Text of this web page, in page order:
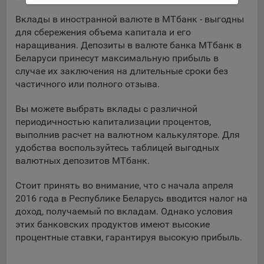
5.4. Создание и предоставление персонализированной
рекламы пользователю.
9.1. Технические (обязательные) файлы cookie, например,
применяемые при регистрации либо входе в систему, или
для оставления отзыва либо комментария. Данные файлы
работы сайтов и полноценного использования его
функционала пользователем, не могут быть отключены в
системах. Вместе с тем, пользователь может настроить
браузер, чтобы он блокировал такие файлы сookie или
уведомлял пользователя об их использовании — но в таком
случае некоторые разделы сайта могут не работать).
9.2. Функциональные файлы cookie, например,
определяющие имя пользователя. Данные файлы cookie
используются для обеспечения работы некоторых
дополнительных функций сайтов, например, для хранения
предпочтений пользователя, в том числе имени
Вклады в иностранной валюте в МТбанк - выгодны
для сбережения объема капитала и его
наращивания. Депозиты в валюте банка МТбанк в
Беларуси принесут максимальную прибыль в
случае их заключения на длительные сроки без
частичного или полного отзыва.
Вы можете выбрать вклады с различной
периодичностью капитализации процентов,
выполнив расчет на валютном калькуляторе. Для
удобства воспользуйтесь таблицей выгодных
валютных депозитов МТбанк.
Стоит принять во внимание, что с начала апреля
2016 года в Республике Беларусь вводится налог на
доход, получаемый по вкладам. Однако условия
этих банковских продуктов имеют высокие
процентные ставки, гарантируя высокую прибыль.